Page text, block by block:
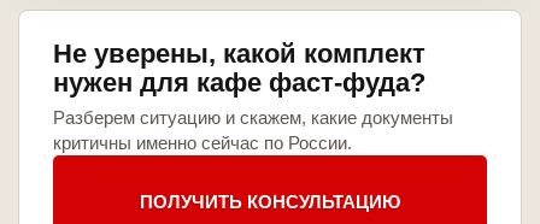
Не уверены, какой комплект
нужен для кафе фаст-фуда?
Разберем ситуацию и скажем, какие документы
критичны именно сейчас по России.
ПОЛУЧИТЬ КОНСУЛЬТАЦИЮ